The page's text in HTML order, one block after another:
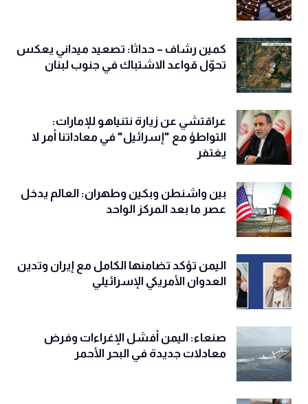
كمين رشاف – حداثا: تصعيد ميداني يعكس
تحوّل قواعد الاشتباك في جنوب لبنان
عراقتشي عن زيارة نتنياهو للإمارات:
التواطؤ مع "إسرائيل" في معاداتنا أمر لا
يغتفر
بين واشنطن وبكين وطهران: العالم يدخل
عصر ما بعد المركز الواحد
اليمن تؤكد تضامنها الكامل مع إيران وتدين
العدوان الأمريكي الإسرائيلي
صنعاء: اليمن أفشل الإغراءات وفرض
معادلات جديدة في البحر الأحمر